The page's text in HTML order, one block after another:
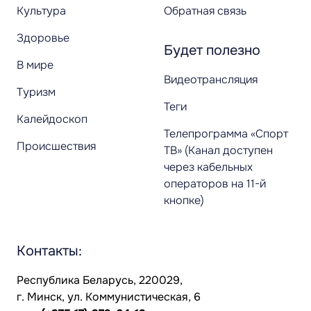
Культура
Здоровье
В мире
Туризм
Калейдоскоп
Происшествия
Обратная связь
Будет полезно
Видеотрансляция
Теги
Телепрограмма «Спорт
ТВ» (Канал доступен
через кабельных
операторов на 11-й
кнопке)
Контакты:
Республика Беларусь, 220029,
г. Минск, ул. Коммунистическая, 6